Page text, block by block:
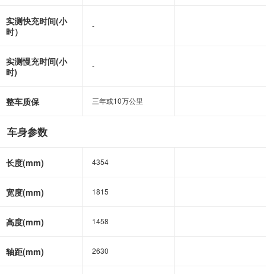
实测快充时间(小
时）
-
实测慢充时间(小
时)
-
整车质保 三年或10万公里
车身参数
长度(mm) 4354
宽度(mm) 1815
高度(mm) 1458
轴距(mm) 2630
-
-
三年或10万公里
4354
1815
1458
2630